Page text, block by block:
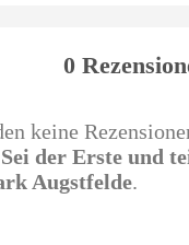
0
keine
Sei der Erste und
Augstfelde.